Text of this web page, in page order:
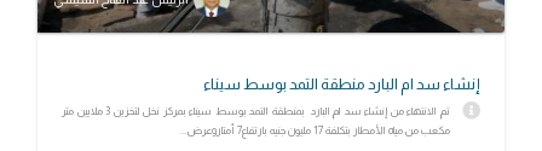
إنشاء سد ام البارد منطقة التمد بوسط سيناء
تم الانتهاء من إنشاء سد ام البارد بمنطقة التمد بوسط سيناء بمركز نخل لتخزين 3 ملايين متر
مكعب من مياه الأمطار بتكلفة 17 مليون جنيه بارتفاع7 أمتاروعرض...